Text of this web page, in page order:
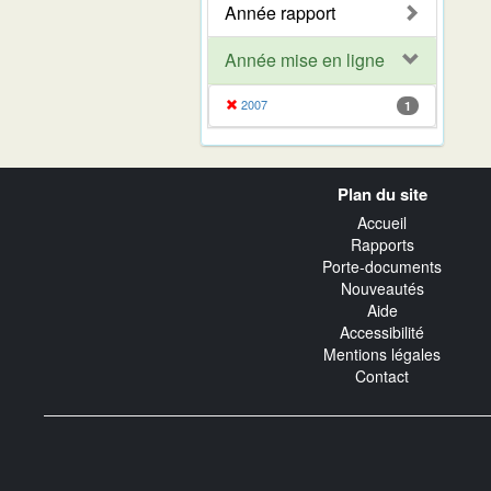
Année rapport
Année mise en ligne
2007 1
Plan du site
Accueil
Rapports
Porte-documents
Nouveautés
Aide
Accessibilité
Mentions légales
Contact